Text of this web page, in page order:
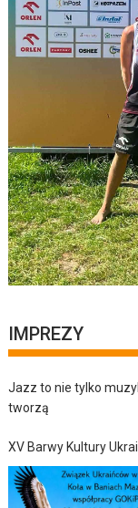
IMPREZY
Jazz to nie tylko
tworzą
XV Barwy Kultury